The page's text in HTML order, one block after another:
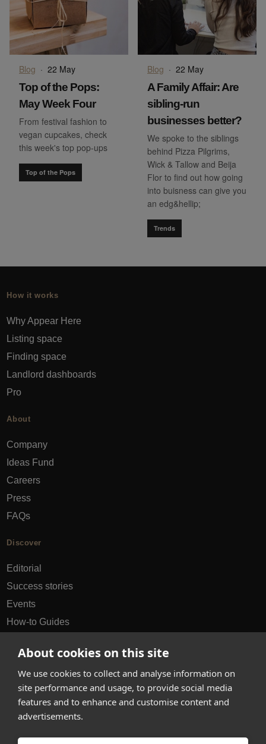
About cookies on this site
We use cookies to collect and analyse information on
site performance and usage, to provide social media
features and to enhance and customise content and
advertisements.
Blog · 22 May
Top of the Pops:
May Week Four
From festival fashion to
vegan cupcakes, check
this week's top pop-ups
Top of the Pops
Blog · 22 May
A Family Affair: Are
sibling-run
businesses better?
We spoke to the siblings
behind Pizza Pilgrims,
Wick & Tallow and Beija
Flor to find out how going
into buisness can give you
an edg&hellip;
Trends
How it works
Why Appear Here
Listing space
Finding space
Landlord dashboards
Pro
About
Company
Ideas Fund
Careers
Press
FAQs
Discover
Editorial
Success stories
Events
How-to Guides
hello@appearhere.co.uk
United Kingdom